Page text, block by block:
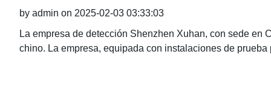
by admin on 2025-02-03 03:33:03
La empresa de detección Shenzhen Xuhan, con sede
chino. La empresa, equipada con instalaciones de